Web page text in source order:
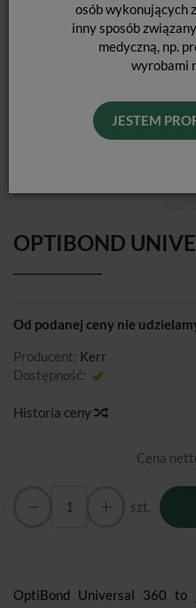
osób wykonujących
inny sposób
medyczną, np.
wyrobami
JESTEM
OPTIBOND
Od podanej ceny nie
Producent: Kerr
Dostępność:
Historia ceny
Cena
szt.
OptiBond Universal 360 to